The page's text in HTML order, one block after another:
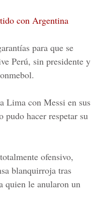
con Argentina
para que se
Perú, sin presidente y
.
Lima con Messi en sus
pudo hacer respetar su
ofensivo,
blanquirroja tras
quien le anularon un